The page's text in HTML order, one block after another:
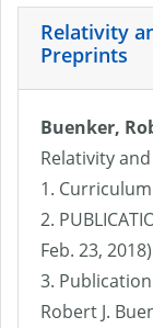
Relativity
Preprints
Buenker,
Relativity
1.
2.
Feb. 23, 2018)
3.
Robert J.